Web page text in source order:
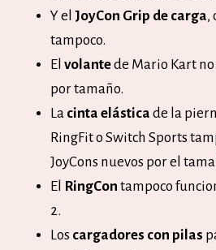
Y el JoyCon Grip de carga,
tampoco.
El volantede Mario Kart
por tamaño.
La cinta elástica de la
RingFit o Switch Sports
JoyCons nuevos por el
El RingCon tampoco
2.
Los cargadores con pilas